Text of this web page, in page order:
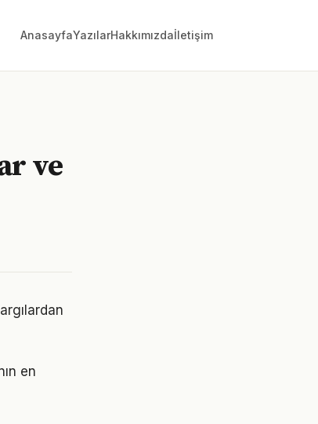
AnasayfaYazılarHakkımızdaİletişim
ve
en